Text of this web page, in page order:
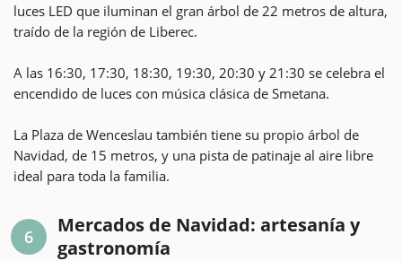
luces LED que iluminan el gran árbol de 22 metros de altura,
traído de la región de Liberec.
A las 16:30, 17:30, 18:30, 19:30, 20:30 y 21:30 se celebra el
encendido de luces con música clásica de Smetana.
La Plaza de Wenceslau también tiene su propio árbol de
Navidad, de 15 metros, y una pista de patinaje al aire libre
ideal para toda la familia.
6
Mercados de Navidad: artesanía y
gastronomía